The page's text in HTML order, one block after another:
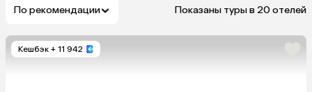
По рекомендации Показаны туры в 20 отелей
Кешбэк + 11 942